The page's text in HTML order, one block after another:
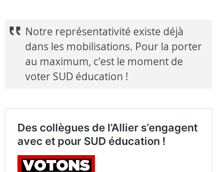
Notre représentativité existe déjà
dans les mobilisations. Pour la porter
au maximum, c'est le moment de
voter SUD éducation !